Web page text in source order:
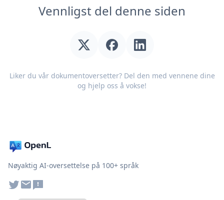
Vennligst del denne siden
Liker du vår dokumentoversetter? Del den med vennene dine
og hjelp oss å vokse!
Nøyaktig AI-oversettelse på 100+ språk